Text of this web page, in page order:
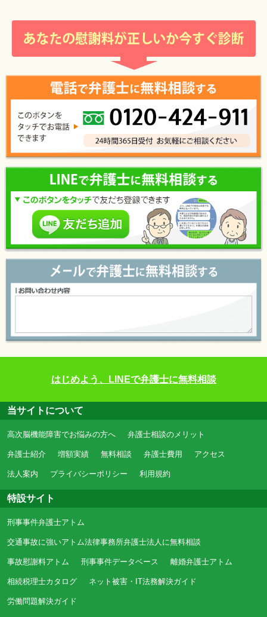
はじめよう、LINEで弁護士に無料相談
当サイトについて
高次脳機能障害でお悩みの方へ 弁護士相談のメリット
弁護士紹介 増額実績 無料相談 弁護士費用 アクセス
法人案内 プライバシーポリシー 利用規約
特設サイト
刑事事件弁護士アトム
交通事故に強いアトム法律事務所弁護士法人に無料相談
事故慰謝料アトム 刑事事件データベース 離婚弁護士アトム
相続税理士カタログ ネット被害・IT法務解決ガイド
労働問題解決ガイド